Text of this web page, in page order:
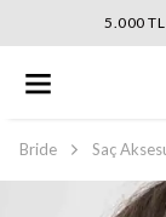
5.000
Bride Saç